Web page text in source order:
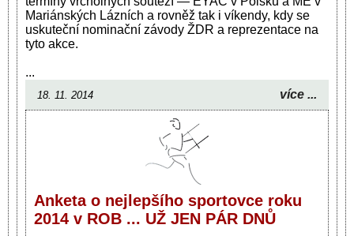
Mariánských Lázních a rovněž tak i víkendy, kdy se
uskuteční nominační závody ŽDR a reprezentace na
tyto akce.
...
18. 11. 2014 více ...
Anketa o nejlepšího sportovce roku
2014 v ROB ... UŽ JEN PÁR DNŮ